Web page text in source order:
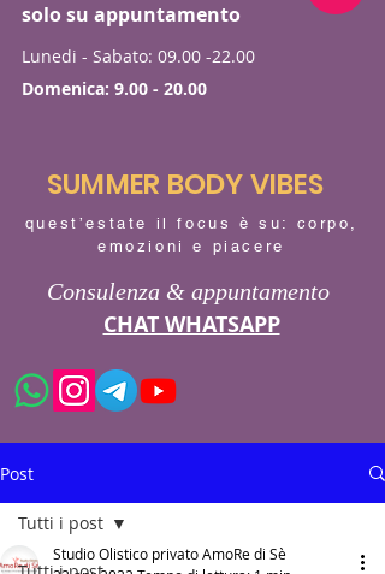
Lunedi - Sabato: 09.00 -22.00
Domenica: 9.00 - 20.00
solo su appuntamento
SUMMER BODY VIBES
quest’estate il focus è su: corpo,
emozioni e piacere
Consulenza & appuntamento
CHAT WHATSAPP
Post
Tutti i post
Studio Olistico privato AmoRe di Sè